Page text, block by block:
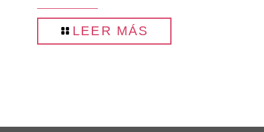
LEER MÁS